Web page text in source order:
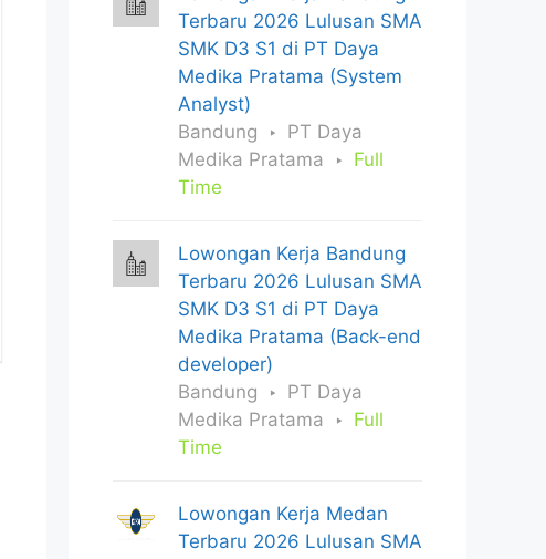
Terbaru 2026 Lulusan SMA
SMK D3 S1 di PT Daya
Medika Pratama (System
Analyst)
Bandung
PT Daya
Medika Pratama
Full
Time
Lowongan Kerja Bandung
Terbaru 2026 Lulusan SMA
SMK D3 S1 di PT Daya
Medika Pratama (Back-end
developer)
Bandung
PT Daya
Medika Pratama
Full
Time
Lowongan Kerja Medan
Terbaru 2026 Lulusan SMA